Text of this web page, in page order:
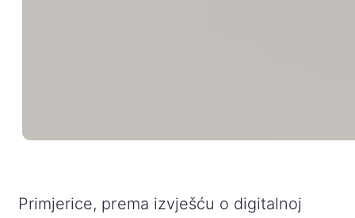
Primjerice, prema izvješću o digitalnoj